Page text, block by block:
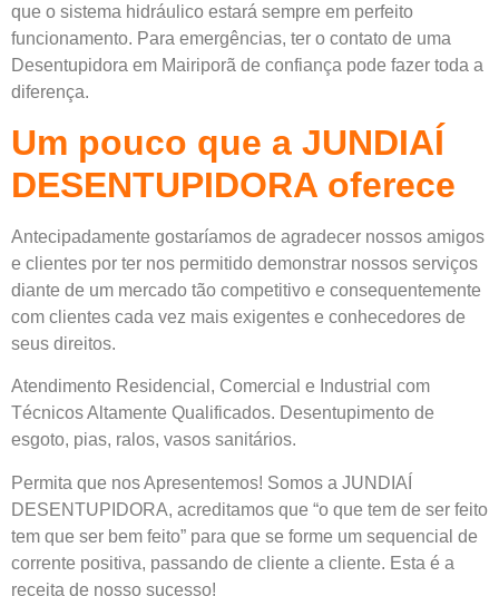
que o sistema hidráulico estará sempre em perfeito
funcionamento. Para emergências, ter o contato de uma
Desentupidora em Mairiporã de confiança pode fazer toda a
diferença.
Um pouco que a JUNDIAÍ
DESENTUPIDORA oferece
Antecipadamente gostaríamos de agradecer nossos amigos
e clientes por ter nos permitido demonstrar nossos serviços
diante de um mercado tão competitivo e consequentemente
com clientes cada vez mais exigentes e conhecedores de
seus direitos.
Atendimento Residencial, Comercial e Industrial com
Técnicos Altamente Qualificados. Desentupimento de
esgoto, pias, ralos, vasos sanitários.
Permita que nos Apresentemos! Somos a JUNDIAÍ
DESENTUPIDORA, acreditamos que “o que tem de ser feito
tem que ser bem feito” para que se forme um sequencial de
corrente positiva, passando de cliente a cliente. Esta é a
receita de nosso sucesso!